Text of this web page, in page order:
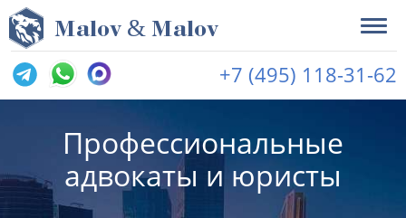
Malov & Malov
+7 (495) 118-31-62
Профессиональные
адвокаты и юристы